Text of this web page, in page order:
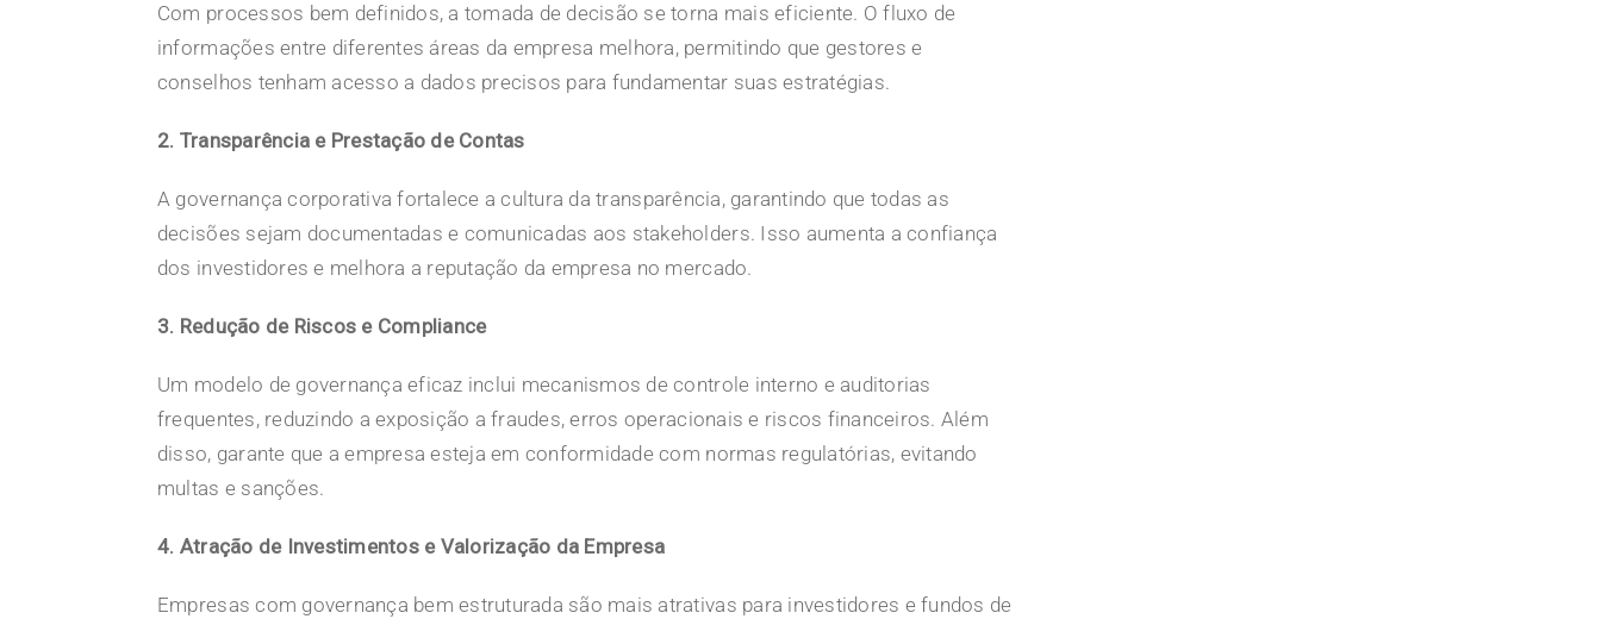
Com processos bem definidos, a tomada de decisão se torna mais eficiente. O fluxo de
informações entre diferentes áreas da empresa melhora, permitindo que gestores e
conselhos tenham acesso a dados precisos para fundamentar suas estratégias.
2. Transparência e Prestação de Contas
A governança corporativa fortalece a cultura da transparência, garantindo que todas as
decisões sejam documentadas e comunicadas aos stakeholders. Isso aumenta a confiança
dos investidores e melhora a reputação da empresa no mercado.
3. Redução de Riscos e Compliance
Um modelo de governança eficaz inclui mecanismos de controle interno e auditorias
frequentes, reduzindo a exposição a fraudes, erros operacionais e riscos financeiros. Além
disso, garante que a empresa esteja em conformidade com normas regulatórias, evitando
multas e sanções.
4. Atração de Investimentos e Valorização da Empresa
Empresas com governança bem estruturada são mais atrativas para investidores e fundos de